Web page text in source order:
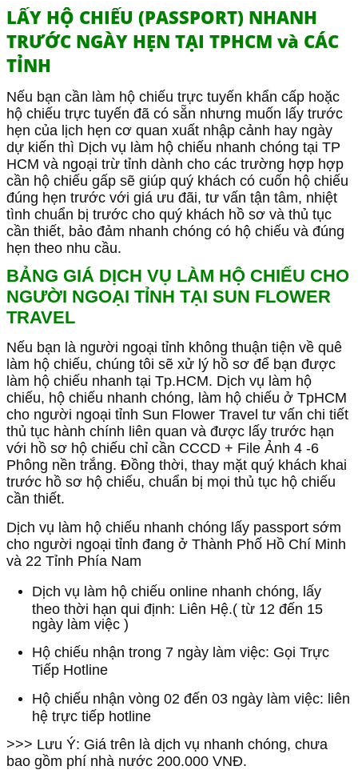
LẤY HỘ CHIẾU (PASSPORT) NHANH
TRƯỚC NGÀY HẸN TẠI TPHCM và CÁC
TỈNH
Nếu bạn cần làm hộ chiếu trực tuyến khẩn cấp hoặc
hộ chiếu trực tuyến đã có sẵn nhưng muốn lấy trước
hẹn của lịch hẹn cơ quan xuất nhập cảnh hay ngày
dự kiến ​​​​thì Dịch vụ làm hộ chiếu nhanh chóng tại TP
HCM và ngoại trừ tỉnh dành cho các trường hợp hợp
cần hộ chiếu gấp sẽ giúp quý khách có cuốn hộ chiếu
đúng hẹn trước với giá ưu đãi, tư vấn tận tâm, nhiệt
tình chuẩn bị trước cho quý khách hồ sơ và thủ tục
cần thiết, bảo đảm nhanh chóng có hộ chiếu và đúng
hẹn theo nhu cầu.
BẢNG GIÁ DỊCH VỤ LÀM HỘ CHIẾU CHO
NGƯỜI NGOẠI TỈNH TẠI SUN FLOWER
TRAVEL
Nếu bạn là người ngoại tỉnh không thuận tiện về quê
làm hộ chiếu, chúng tôi sẽ xử lý hồ sơ để bạn được
làm hộ chiếu nhanh tại Tp.HCM. Dịch vụ làm hộ
chiếu, hộ chiếu nhanh chóng, làm hộ chiếu ở TpHCM
cho người ngoại tỉnh Sun Flower Travel tư vấn chi tiết
thủ tục hành chính liên quan và được lấy trước hạn
với hồ sơ hộ chiếu chỉ cần CCCD + File Ảnh 4 -6
Phông nền trắng. Đồng thời, thay mặt quý khách khai
trước hồ sơ hộ chiếu, chuẩn bị mọi thủ tục hộ chiếu
cần thiết.
Dịch vụ làm hộ chiếu nhanh chóng lấy passport sớm
cho người ngoại tỉnh đang ở Thành Phố Hồ Chí Minh
và 22 Tỉnh Phía Nam
Dịch vụ làm hộ chiếu online nhanh chóng, lấy
theo thời hạn qui định: Liên Hệ.( từ 12 đến 15
ngày làm việc )
Hộ chiếu nhận trong 7 ngày làm việc: Gọi Trực
Tiếp Hotline
Hộ chiếu nhận vòng 02 đến 03 ngày làm việc: liên
hệ trực tiếp hotline
>>> Lưu Ý: Giá trên là dịch vụ nhanh chóng, chưa
bao gồm phí nhà nước 200.000 VNĐ.